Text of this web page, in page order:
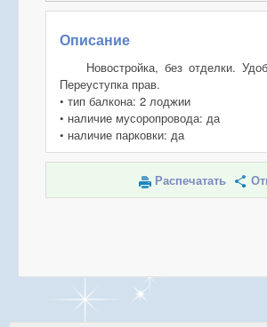
Описание
Новостройка, без отделки.
Переуступка прав.
• тип балкона: 2 лоджии
• наличие мусоропровода: да
• наличие парковки: да
Распечатать